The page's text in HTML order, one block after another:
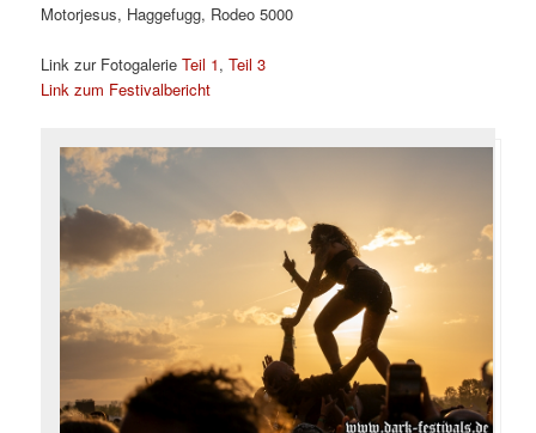
Motorjesus, Haggefugg, Rodeo 5000
Link zur FotogalerieTeil 1,Teil 3
Link zum Festivalbericht